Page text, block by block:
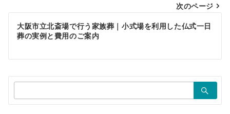
ビ
ゲ
ー
シ
ョ
ン
次のページ
大阪市立北斎場で行う家族葬｜小式場を利用した仏式一日
葬の実例と費用のご案内
索：